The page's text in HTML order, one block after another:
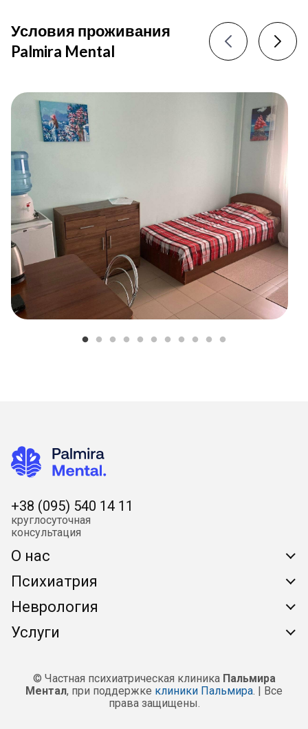
Условия проживания
Palmira Mental
+38 (095) 540 14 11
круглoсутoчная
кoнсультация
О нас
Вопрос / Ответ
Стоимость лечения
Наши контакты
Памятка пациента
Подготовка к анализам
Психиатрия
Обсессивно-компульсивное расстройство
Деменция
Игровая зависимость
Неврология
Внутричерепная гипертензия
Услуги
Лабораторная диагностика
Вызов медсестры на дому
© Частная психиатрическая клиника Пальмира
Ментал, при поддержке клиники Пальмира . | Все
права защищены.